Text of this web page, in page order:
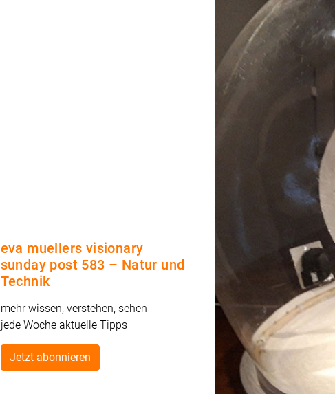
eva muellers visionary
sunday post 583 – Natur und
Technik
mehr wissen, verstehen, sehen
jede Woche aktuelle Tipps
Jetzt abonnieren